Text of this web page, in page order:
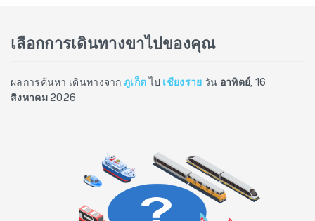
เลือกการเดินทางขาไปของคุณ
ผลการค้นหา เดินทางจาก ภูเก็ต ไป เชียงราย วัน อาทิตย์, 16
สิงหาคม 2026